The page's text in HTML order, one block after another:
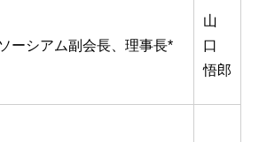
ーシアム副会長、理事長*
山
口
悟郎